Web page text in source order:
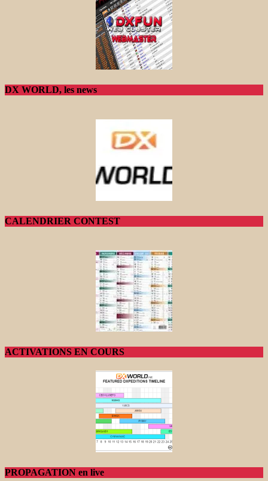
DX WORLD, les news
CALENDRIER CONTEST
ACTIVATIONS EN COURS
PROPAGATION en live